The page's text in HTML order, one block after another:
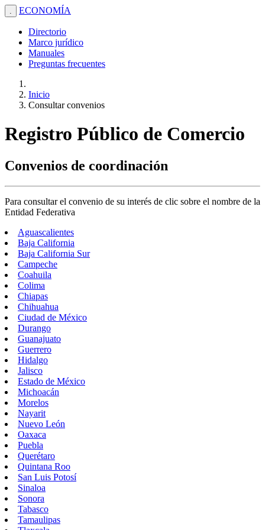
. ECONOMÍA
Directorio
Marco jurídico
Manuales
Preguntas frecuentes
Inicio
Consultar convenios
Registro Público de Comercio
Convenios de coordinación
Para consultar el convenio de su interés de clic sobre el nombre de la
Entidad Federativa
Aguascalientes
Baja California
Baja California Sur
Campeche
Coahuila
Colima
Chiapas
Chihuahua
Ciudad de México
Durango
Guanajuato
Guerrero
Hidalgo
Jalisco
Estado de México
Michoacán
Morelos
Nayarit
Nuevo León
Oaxaca
Puebla
Querétaro
Quintana Roo
San Luis Potosí
Sinaloa
Sonora
Tabasco
Tamaulipas